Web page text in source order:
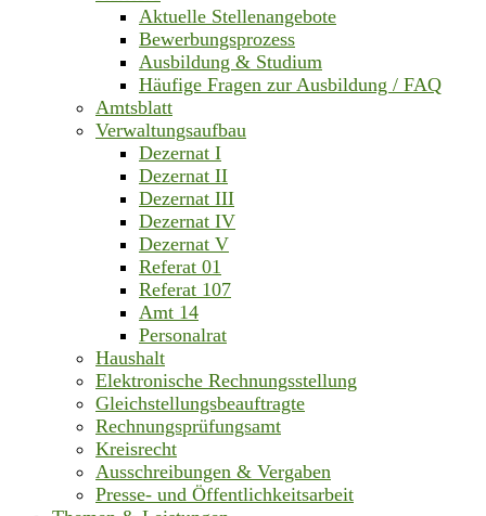
Aktuelle Stellenangebote
Bewerbungsprozess
Ausbildung & Studium
Häufige Fragen zur Ausbildung / FAQ
Amtsblatt
Verwaltungsaufbau
Dezernat I
Dezernat II
Dezernat III
Dezernat IV
Dezernat V
Referat 01
Referat 107
Amt 14
Personalrat
Haushalt
Elektronische Rechnungsstellung
Gleichstellungsbeauftragte
Rechnungsprüfungsamt
Kreisrecht
Ausschreibungen & Vergaben
Presse- und Öffentlichkeitsarbeit